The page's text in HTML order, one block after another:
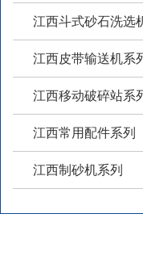
江西斗式砂石洗选
江西皮带输送机系
江西移动破碎站系
江西常用配件系列
江西制砂机系列